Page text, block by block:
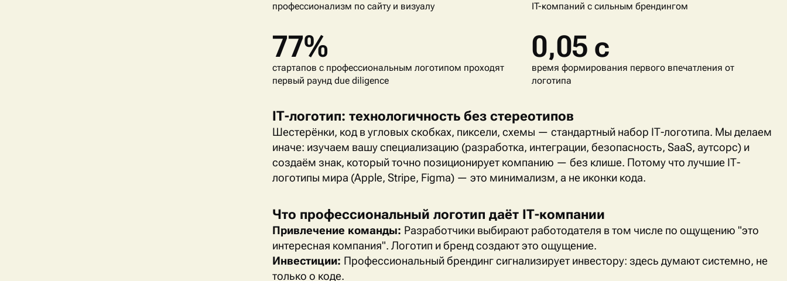
профессионализм по сайту и визуалу
IT-компаний с сильным брендингом
77%
стартапов с профессиональным логотипом проходят
первый раунд due diligence
0,05 с
время формирования первого впечатления от
логотипа
IT-логотип: технологичность без стереотипов
Шестерёнки, код в угловых скобках, пиксели, схемы — стандартный набор IT-логотипа. Мы делаем
иначе: изучаем вашу специализацию (разработка, интеграции, безопасность, SaaS, аутсорс) и
создаём знак, который точно позиционирует компанию — без клише. Потому что лучшие IT-
логотипы мира (Apple, Stripe, Figma) — это минимализм, а не иконки кода.
Что профессиональный логотип даёт IT-компании
Привлечение команды: Разработчики выбирают работодателя в том числе по ощущению "это
интересная компания". Логотип и бренд создают это ощущение.
Инвестиции: Профессиональный брендинг сигнализирует инвестору: здесь думают системно, не
только о коде.